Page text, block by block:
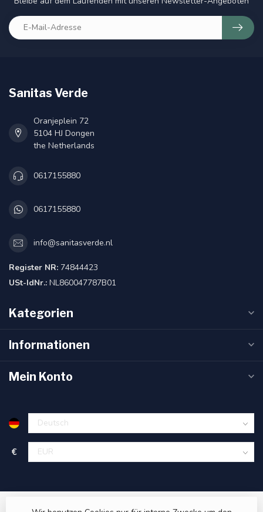
Sanitas Verde
Oranjeplein 72
5104 HJ Dongen
the Netherlands
0617155880
0617155880
info@sanitasverde.nl
Register NR: 74844423
USt-IdNr.: NL860047787B01
Kategorien
Informationen
Mein Konto
€